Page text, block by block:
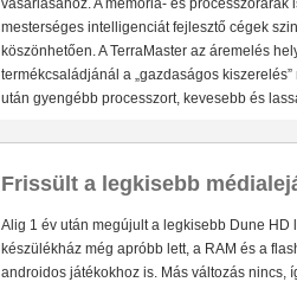
választható
• Hot
MByte/s
vásárlásához. A memória- és
mesterséges intelligenciát fejlesztő cégek
köszönhetően. A TerraMaster az áremelés
termékcsaládjánál a „gazdaságos
után gyengébb processzort, kevesebb és
Frissült a legkisebb
Alig 1 év után megújult a legkisebb Dune
készülékház még apróbb lett, a RAM és a
androidos játékokhoz is. Más változás nincs,